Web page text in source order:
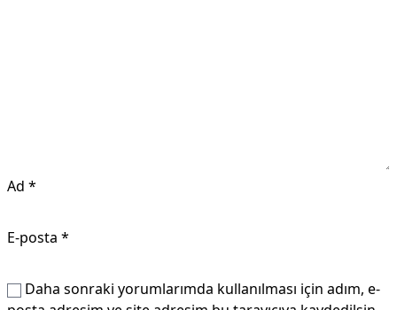
Ad *
E-posta *
Daha sonraki yorumlarımda kullanılması için adım, e-